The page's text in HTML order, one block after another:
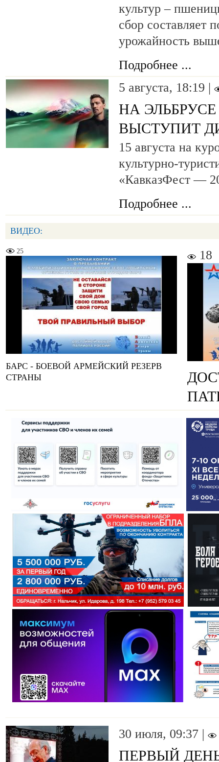
культур –
сбор составляет
урожайность
Подробнее ...
5 августа, 18:19 |
НА
ВЫСТУПИТ
15 августа на
культурно-
«КавказФест —
Подробнее ...
ВИДЕО:
25
БАРС - БОЕВОЙ АРМЕЙСКИЙ РЕЗЕРВ
СТРАНЫ
18
30 июля, 09:37 |
ПЕРВЫЙ